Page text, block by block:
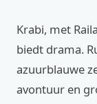
Krabi, met
biedt drama.
azuurblauwe
avontuur en